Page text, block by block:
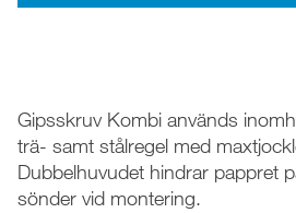
Gipsskruv Kombi används
trä- samt stålregel­ med
Dubbelhuvudet hindrar pappret
sönder vid montering.